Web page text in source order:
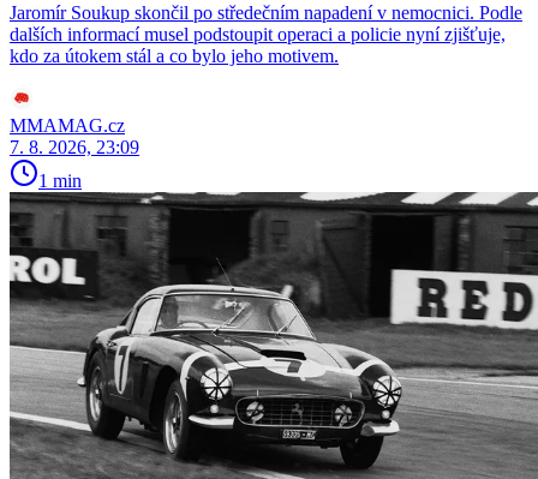
Jaromír Soukup skončil po středečním napadení v nemocnici. Podle
dalších informací musel podstoupit operaci a policie nyní zjišťuje,
kdo za útokem stál a co bylo jeho motivem.
MMAMAG.cz
7. 8. 2026, 23:09
1 min